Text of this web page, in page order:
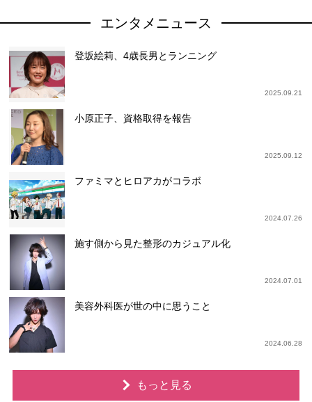
エンタメニュース
登坂絵莉、4歳長男とランニング
2025.09.21
小原正子、資格取得を報告
2025.09.12
ファミマとヒロアカがコラボ
2024.07.26
施す側から見た整形のカジュアル化
2024.07.01
美容外科医が世の中に思うこと
2024.06.28
もっと見る